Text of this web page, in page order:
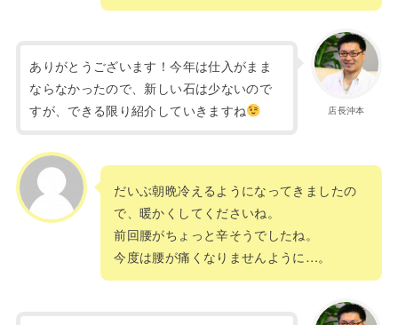
店長沖本
ありがとうございます！今年は仕入がまま
ならなかったので、新しい石は少ないので
すが、できる限り紹介していきますね
だいぶ朝晩冷えるようになってきましたの
で、暖かくしてくださいね。
前回腰がちょっと辛そうでしたね。
今度は腰が痛くなりませんように…。